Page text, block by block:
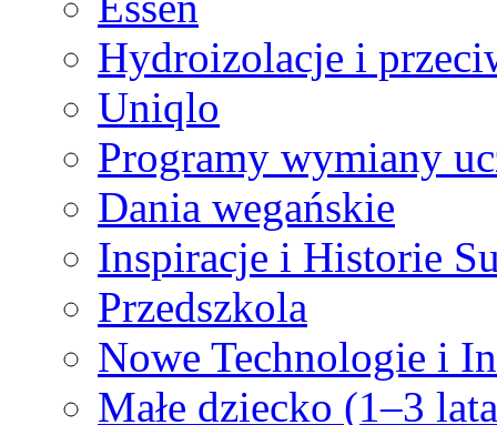
Hydroizolacje i
Uniqlo
Programy wymiany
Dania wegańskie
Inspiracje i Historie
Przedszkola
Nowe Technologie i
Małe dziecko (1–3